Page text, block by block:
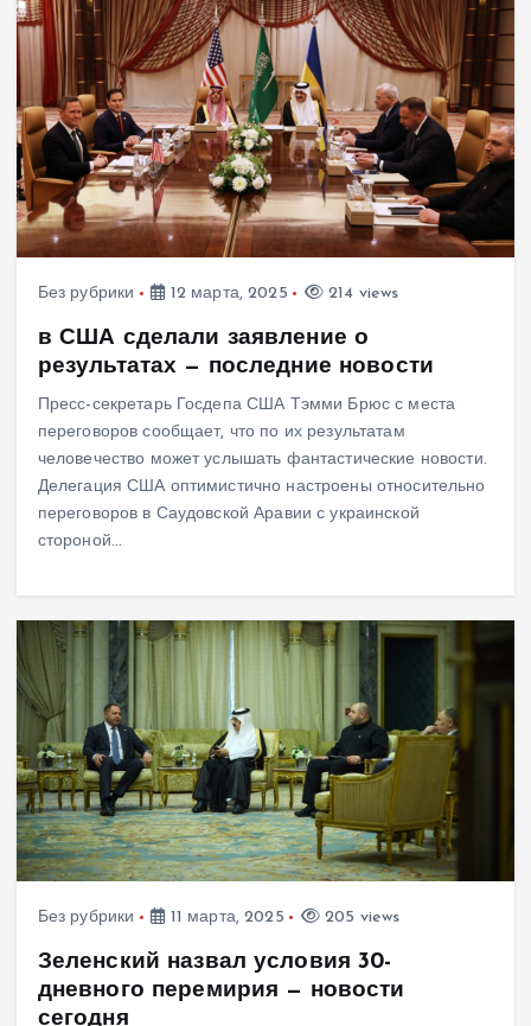
Без рубрики 12 марта, 2025 214 views
в США сделали заявление о
результатах — последние новости
Пресс-секретарь Госдепа США Тэмми Брюс с места
переговоров сообщает, что по их результатам
человечество может услышать фантастические новости.
Делегация США оптимистично настроены относительно
переговоров в Саудовской Аравии с украинской
стороной…
Без рубрики 11 марта, 2025 205 views
Зеленский назвал условия 30-
дневного перемирия — новости
сегодня